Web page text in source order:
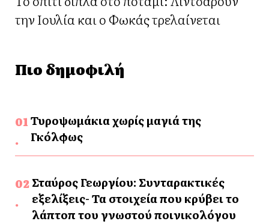
την Ιουλία και ο Φωκάς τρελαίνεται
Πιο δημοφιλή
Τυροψωμάκια χωρίς μαγιά της
Γκόλφως
Σταύρος Γεωργίου: Συνταρακτικές
εξελίξεις- Τα στοιχεία που κρύβει το
λάπτοπ του γνωστού ποινικολόγου